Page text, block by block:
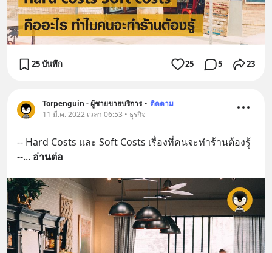
25 บันทึก 25 5 23
Torpenguin - ผู้ชายขายบริการ • ติดตาม
11 มี.ค. 2022 เวลา 06:53 • ธุรกิจ
-- Hard Costs และ Soft Costs เรื่องที่คนจะทำร้านต้องรู้
--... อ่านต่อ